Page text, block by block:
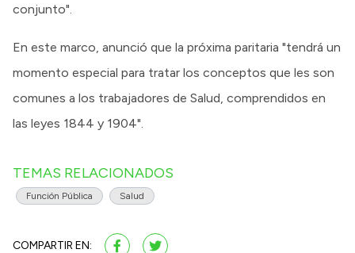
conjunto".
En este marco, anunció que la próxima paritaria "tendrá un
momento especial para tratar los conceptos que les son
comunes a los trabajadores de Salud, comprendidos en
las leyes 1844 y 1904".
TEMAS RELACIONADOS
Función Pública Salud
COMPARTIR EN: